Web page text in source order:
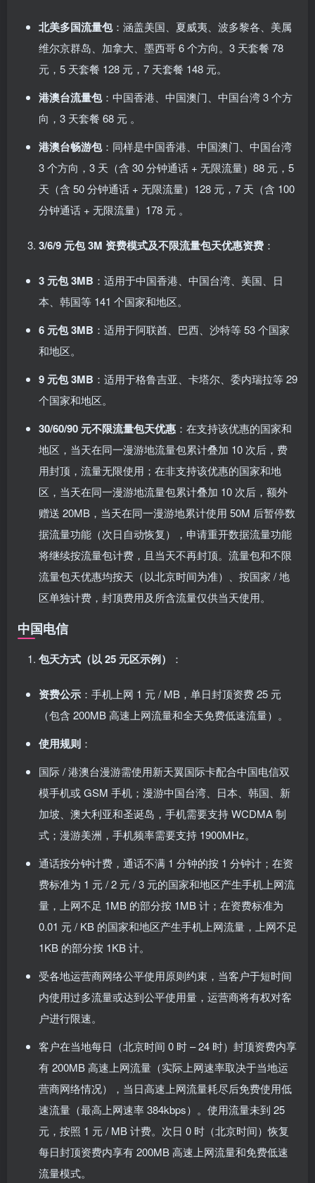
北美多国流量包：涵盖美国、夏威夷、波多黎各、美属
维尔京群岛、加拿大、墨西哥 6 个方向。3 天套餐 78
元，5 天套餐 128 元，7 天套餐 148 元。
港澳台流量包：中国香港、中国澳门、中国台湾 3 个方
向，3 天套餐 68 元 。
港澳台畅游包：同样是中国香港、中国澳门、中国台湾
3 个方向，3 天（含 30 分钟通话 + 无限流量）88 元，5
天（含 50 分钟通话 + 无限流量）128 元，7 天（含 100
分钟通话 + 无限流量）178 元 。
3/6/9 元包 3M 资费模式及不限流量包天优惠资费 ：
3 元包 3MB ：适用于中国香港、中国台湾、美国、日
本、韩国等 141 个国家和地区。
6 元包 3MB ：适用于阿联酋、巴西、沙特等 53 个国家
和地区。
9 元包 3MB ：适用于格鲁吉亚、卡塔尔、委内瑞拉等 29
个国家和地区。
30/60/90 元不限流量包天优惠 ：在支持该优惠的国家和
地区，当天在同一漫游地流量包累计叠加 10 次后，费
用封顶，流量无限使用；在非支持该优惠的国家和地
区，当天在同一漫游地流量包累计叠加 10 次后，额外
赠送 20MB，当天在同一漫游地累计使用 50M 后暂停数
据流量功能（次日自动恢复），申请重开数据流量功能
将继续按流量包计费，且当天不再封顶。流量包和不限
流量包天优惠均按天（以北京时间为准）、按国家 / 地
区单独计费，封顶费用及所含流量仅供当天使用。
中国电信
包天方式（以 25 元区示例） ：
资费公示 ：手机上网 1 元 / MB，单日封顶资费 25 元
（包含 200MB 高速上网流量和全天免费低速流量）。
使用规则 ：
国际 / 港澳台漫游需使用新天翼国际卡配合中国电信双
模手机或 GSM 手机；漫游中国台湾、日本、韩国、新
加坡、澳大利亚和圣诞岛，手机需要支持 WCDMA 制
式；漫游美洲，手机频率需要支持 1900MHz。
通话按分钟计费，通话不满 1 分钟的按 1 分钟计；在资
费标准为 1 元 / 2 元 / 3 元的国家和地区产生手机上网流
量，上网不足 1MB 的部分按 1MB 计；在资费标准为
0.01 元 / KB 的国家和地区产生手机上网流量，上网不足
1KB 的部分按 1KB 计。
受各地运营商网络公平使用原则约束，当客户于短时间
内使用过多流量或达到公平使用量，运营商将有权对客
户进行限速。
客户在当地每日（北京时间 0 时 – 24 时）封顶资费内享
有 200MB 高速上网流量（实际上网速率取决于当地运
营商网络情况），当日高速上网流量耗尽后免费使用低
速流量（最高上网速率 384kbps）。使用流量未到 25
元，按照 1 元 / MB 计费。次日 0 时（北京时间）恢复
每日封顶资费内享有 200MB 高速上网流量和免费低速
流量模式。